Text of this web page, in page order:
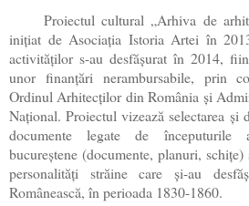
Proiectul cultural „Arhiva de
iniţiat de Asociaţia Istoria Artei în
activităţilor s-au desfăşurat în 2014,
unor finanţări nerambursabile, prin
Ordinul Arhitecţilor din România şi
Naţional. Proiectul vizează selectarea şi
documente legate de începuturile
bucureştene (documente, planuri,
personalităţi străine care şi-au
Românească, în perioada 1830-1860.